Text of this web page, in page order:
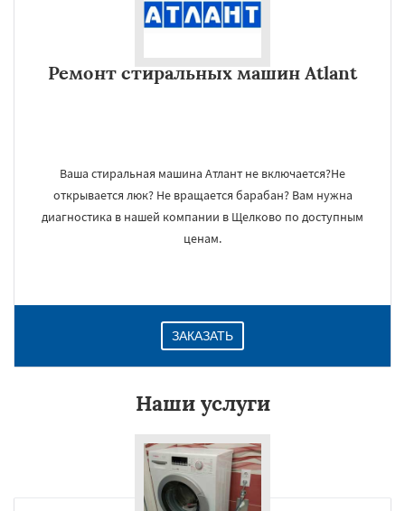
Ремонт стиральных машин Atlant
Ваша стиральная машина Атлант не включается?Не
открывается люк? Не вращается барабан? Вам нужна
диагностика в нашей компании в Щелково по доступным
ценам.
ЗАКАЗАТЬ
Наши услуги